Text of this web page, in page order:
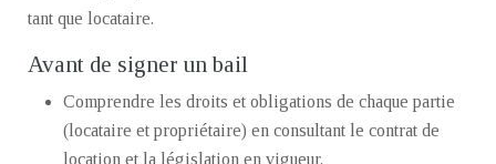
tant que locataire.
Avant de signer un bail
Comprendre les droits et obligations de chaque partie
(locataire et propriétaire) en consultant le contrat de
location et la législation en vigueur.